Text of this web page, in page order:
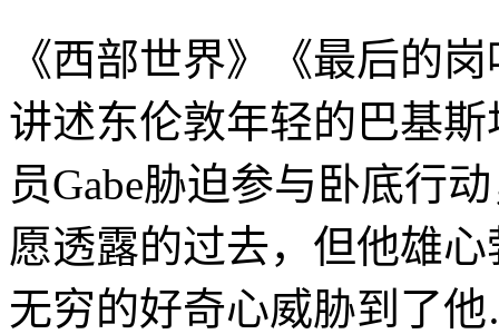
《西部世界》《最后的
讲述东伦敦年轻的巴基
员Gabe胁迫参与卧底行
愿透露的过去，但他雄
无穷的好奇心威胁到了